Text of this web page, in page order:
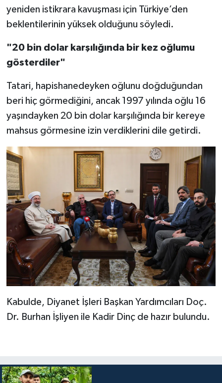
yeniden istikrara kavuşması için Türkiye’den
beklentilerinin yüksek olduğunu söyledi.
"20 bin dolar karşılığında bir kez oğlumu
gösterdiler"
Tatari, hapishanedeyken oğlunu doğduğundan
beri hiç görmediğini, ancak 1997 yılında oğlu 16
yaşındayken 20 bin dolar karşılığında bir kereye
mahsus görmesine izin verdiklerini dile getirdi.
Kabulde, Diyanet İşleri Başkan Yardımcıları Doç.
Dr. Burhan İşliyen ile Kadir Dinç de hazır bulundu.
Ordu Müftülüğü
Rize Müftülüğü
Sakarya Müftülüğü
Samsun Müftülüğü
Siirt Müftülüğü
Sinop Müftülüğü
Sivas Müftülüğü
Şanlıurfa Müftülüğü
Şırnak Müftülüğü
Tekirdağ Müftülüğü
Tokat Müftülüğü
Trabzon Müftülüğü
Uşak Müftülüğü